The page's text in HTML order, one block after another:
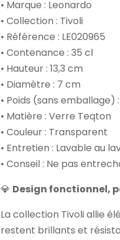
• Marque : Leonardo
• Collection : Tivoli
• Référence : LE020965
• Contenance : 35 cl
• Hauteur : 13,3 cm
• Diamètre : 7 cm
• Poids (sans emballage)
• Matière : Verre Teqton
• Couleur : Transparent
• Entretien : Lavable au
• Conseil : Ne pas
💎 Design fonctionnel,
La collection Tivoli allie
restent brillants et